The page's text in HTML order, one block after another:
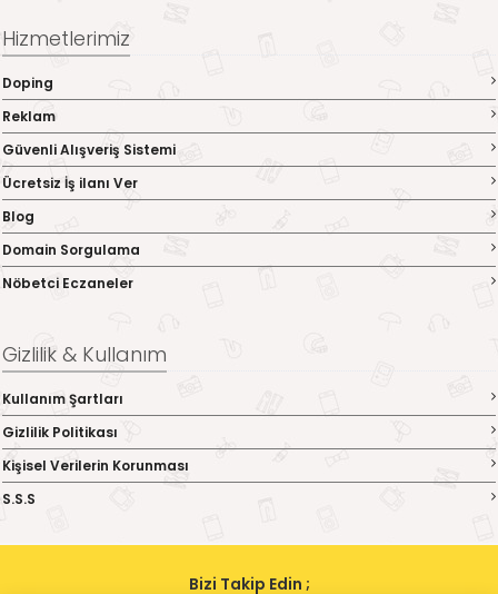
Hizmetlerimiz
Doping
Reklam
Güvenli Alışveriş Sistemi
Ücretsiz İş ilanı Ver
Blog
Domain Sorgulama
Nöbetci Eczaneler
Gizlilik & Kullanım
Kullanım Şartları
Gizlilik Politikası
Kişisel Verilerin Korunması
S.S.S
Bizi Takip Edin ;